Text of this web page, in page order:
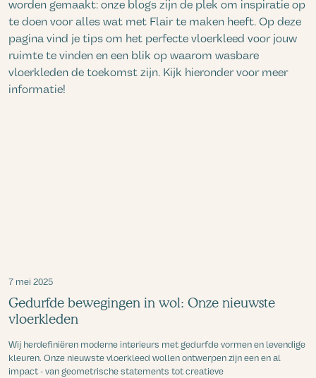
worden gemaakt: onze blogs zijn de plek om inspiratie op
te doen voor alles wat met Flair te maken heeft. Op deze
pagina vind je tips om het perfecte vloerkleed voor jouw
ruimte te vinden en een blik op waarom wasbare
vloerkleden de toekomst zijn. Kijk hieronder voor meer
informatie!
7 mei 2025
Gedurfde bewegingen in wol: Onze nieuwste
vloerkleden
Wij herdefiniëren moderne interieurs met gedurfde vormen en levendige
kleuren. Onze nieuwste vloerkleed wollen ontwerpen zijn een en al
impact - van geometrische statements tot creatieve